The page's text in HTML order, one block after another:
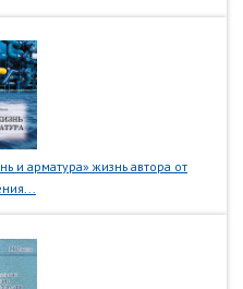
и арматура» жизнь автора от